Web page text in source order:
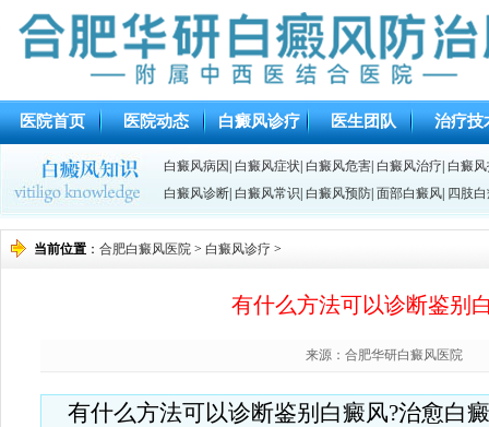
医院首页 医院动态 白癜风诊疗 医生团队 治疗技
白癜风病因 白癜风症状 白癜风危害 白癜风治疗 白癜
白癜风诊断 白癜风常识 白癜风预防 面部白癜风 四肢
当前位置 ： 合肥白癜风医院 > 白癜风诊疗 >
有什么方法可以诊断鉴别
来源：合肥华研白癜风医院
有什么方法可以诊断鉴别白癜风?治愈白